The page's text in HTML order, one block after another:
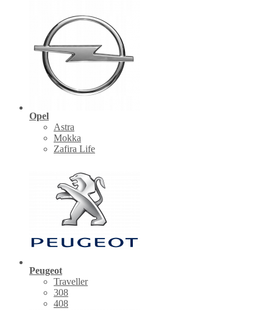
Opel
Astra
Mokka
Zafira Life
Peugeot
Traveller
308
408